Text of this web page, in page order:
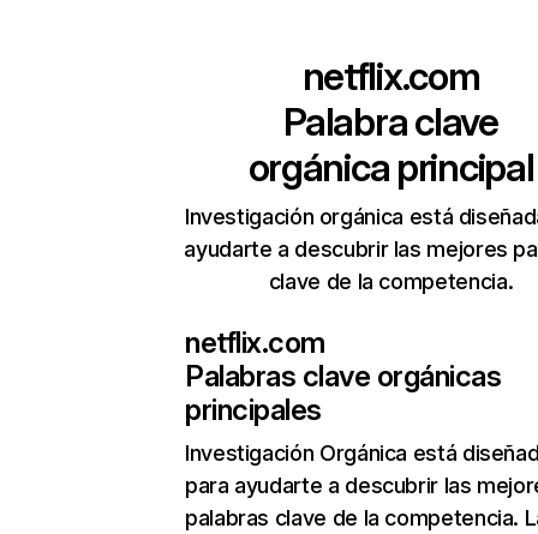
netflix.com
Palabra clave
orgánica principal
Investigación orgánica está
ayudarte a descubrir las mejores
clave de la competencia.
netflix.com
Palabras clave orgánicas
principales
Investigación Orgánica está
para ayudarte a descubrir las
palabras clave de la competencia.